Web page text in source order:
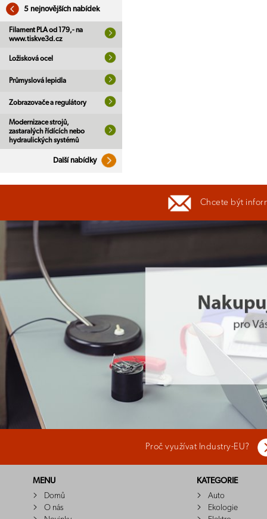
5 nejnovějších nabídek
Filament PLA od 179,- na
www.tiskve3d.cz
Ložisková ocel
Průmyslová lepidla
Zobrazovače a regulátory
Modernizace strojů,
zastaralých řídících nebo
hydraulických systémů
Další nabídky
Chcete být
Proč využívat Industry-EU?
MENU
Domů
O nás
KATEGORIE
Auto
Ekologie